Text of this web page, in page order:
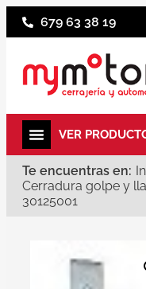
679 63 38 19
Te encuentras en:
Cerradura golpe y
30125001